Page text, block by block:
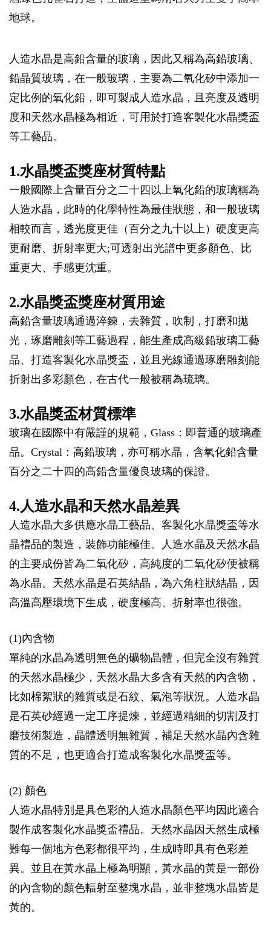
地球。
人造水晶是高鉛含量的玻璃，因此又稱為高鉛玻璃、
鉛晶質玻璃，在一般玻璃，主要為二氧化矽中添加一
定比例的氧化鉛，即可製成人造水晶，且亮度及透明
度和天然水晶極為相近，可用於打造客製化水晶獎盃
等工藝品。
1.水晶獎盃獎座材質特點
一般國際上含量百分之二十四以上氧化鉛的玻璃稱為
人造水晶，此時的化學特性為最佳狀態，和一般玻璃
相較而言，透光度更佳（百分之九十以上）硬度更高
更耐磨、折射率更大;可透射出光譜中更多顏色、比
重更大、手感更沈重。
2.水晶獎盃獎座材質用途
高鉛含量玻璃通過淬鍊，去雜質，吹制，打磨和拋
光，琢磨雕刻等工藝過程，能生產成高級鉛玻璃工藝
品、打造客製化水晶獎盃，並且光線通過琢磨雕刻能
折射出多彩顏色，在古代一般被稱為琉璃。
3.水晶獎盃材質標準
玻璃在國際中有嚴謹的規範，Glass：即普通的玻璃產
品。Crystal：高鉛玻璃，亦可稱水晶，含氧化鉛含量
百分之二十四的高鉛含量優良玻璃的保證。
4.人造水晶和天然水晶差異
人造水晶大多供應水晶工藝品、客製化水晶獎盃等水
晶禮品的製造，裝飾功能極佳。人造水晶及天然水晶
的主要成份皆為二氧化矽，高純度的二氧化矽便被稱
為水晶。天然水晶是石英結晶，為六角柱狀結晶，因
高溫高壓環境下生成，硬度極高、折射率也很強。
(1)內含物
單純的水晶為透明無色的礦物晶體，但完全沒有雜質
的天然水晶極少，天然水晶大多含有天然的內含物，
比如棉絮狀的雜質或是石紋、氣泡等狀況。人造水晶
是石英砂經過一定工序提煉，並經過精細的切割及打
磨技術製造，晶體透明無雜質，補足天然水晶內含雜
質的不足，也更適合打造成客製化水晶獎盃等。
(2) 顏色
人造水晶特別是具色彩的人造水晶顏色平均因此適合
製作成客製化水晶獎盃禮品。天然水晶因天然生成極
難每一個地方色彩都很平均，生成時即具有色彩差
異。並且在黃水晶上極為明顯，黃水晶的黃是一部份
的內含物的顏色輻射至整塊水晶，並非整塊水晶皆是
黃的。